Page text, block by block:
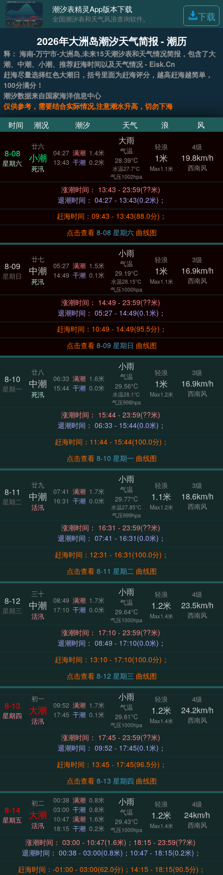
潮汐表精灵App版本下载
全国潮汐表和天气风浪查询软件。 下载
2026年大洲岛潮汐天气简报 - 潮历
释： 海南-万宁市-大洲岛,未来15天潮汐表和天气情况简报，包含了大
潮、中潮、小潮、推荐赶海时间以及天气情况 - Eisk.Cn
赶海尽量选择红色大潮日，括号里面为赶海评分，越高赶海越简单，
100分满分！
潮汐数据来自国家海洋信息中心
仅供参考，需要结合实际情况,注意潮水升高，切勿下海
时间 潮况 潮汐 天气 浪 风
8-08
星期六
廿六
小潮
死汛
04:27 满潮 1.4米
13:43 干潮 0.2米
大雨
气温
28.39°C
水温27.7°C
气压1002hpa
轻浪
1米
Max1.1米
4级
19.8km/h
西南风
涨潮时间： 13:43 - 23:59(??米)
退潮时间： 04:27 - 13:43(0.2米)；
赶海时间：09:43 - 13:43(88.0分)；
点击查看
8-08 星期六 曲线图
8-09
星期日
廿七
中潮
死汛
05:27 满潮 1.5米
14:49 干潮 0.1米
小雨
气温
29.19°C
水温28.15°C
气压1000hpa
轻浪
1米
Max1.1米
3级
16.9km/h
西南风
涨潮时间： 14:49 - 23:59(??米)
退潮时间： 05:27 - 14:49(0.1米)；
赶海时间：10:49 - 14:49(95.5分)；
点击查看
8-09 星期日 曲线图
8-10
星期一
廿八
中潮
死汛
06:33 满潮 1.6米
15:44 干潮 0.0米
小雨
气温
29.56°C
水温28.1°C
气压998hpa
轻浪
1米
Max1.2米
3级
16.9km/h
西南风
涨潮时间： 15:44 - 23:59(??米)
退潮时间： 06:33 - 15:44(0.0米)；
赶海时间：11:44 - 15:44(100.0分)；
点击查看
8-10 星期一 曲线图
8-11
星期二
廿九
中潮
活汛
07:41 满潮 1.7米
16:31 干潮 0.0米
小雨
气温
29.77°C
水温27.85°C
气压999hpa
轻浪
1.1米
Max1.2米
3级
18.6km/h
西南风
涨潮时间： 16:31 - 23:59(??米)
退潮时间： 07:41 - 16:31(0.0米)；
赶海时间：12:31 - 16:31(100.0分)；
点击查看
8-11 星期二 曲线图
8-12
星期三
三十
中潮
活汛
08:49 满潮 1.7米
17:10 干潮 0.0米
小雨
气温
29.64°C
气压1000hpa
轻浪
1.2米
Max1.4米
4级
23.5km/h
西南风
涨潮时间： 17:10 - 23:59(??米)
退潮时间： 08:49 - 17:10(0.0米)；
赶海时间：13:10 - 17:10(100.0分)；
点击查看
8-12 星期三 曲线图
8-13
星期四
初一
大潮
活汛
09:52 满潮 1.7米
17:45 干潮 0.1米
小雨
气温
29.61°C
气压1000hpa
轻浪
1.2米
Max1.4米
4级
24.2km/h
西南风
涨潮时间： 17:45 - 23:59(??米)
退潮时间： 09:52 - 17:45(0.1米)；
赶海时间：13:45 - 17:45(96.5分)；
点击查看
8-13 星期四 曲线图
8-14
星期五
初二
大潮
活汛
00:38 满潮 0.8米
03:00 干潮 0.8米
10:47 满潮 1.6米
18:15 干潮 0.2米
小雨
气温
29.43°C
气压1000hpa
轻浪
1.2米
Max1.4米
4级
24km/h
西南风
涨潮时间： 03:00 - 10:47(1.6米)；18:15 - 23:59(??米)
退潮时间： 00:38 - 03:00(0.8米)；10:47 - 18:15(0.2米)；
赶海时间：-01:00 - 03:00(62.0分)；14:15 - 18:15(90.5分)；